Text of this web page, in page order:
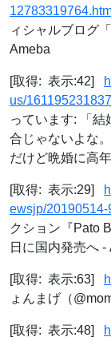
ィシャルブログ
Ameba
[取得: 表示:42]
us/
っています: 「
合じゃないよな
だけど晩婚に高
[取得: 表示:29]
ewsjp/20190514-
クション『Pato
日に国内発売へ -
[取得: 表示:63]
ょんまげ（
[取得: 表示:48]